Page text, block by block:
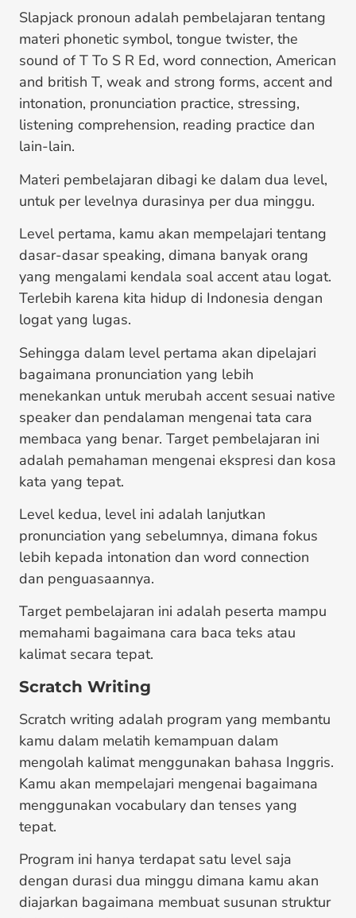
Slapjack pronoun adalah pembelajaran tentang
materi phonetic symbol, tongue twister, the
sound of T To S R Ed, word connection, American
and british T, weak and strong forms, accent and
intonation, pronunciation practice, stressing,
listening comprehension, reading practice dan
lain-lain.
Materi pembelajaran dibagi ke dalam dua level,
untuk per levelnya durasinya per dua minggu.
Level pertama, kamu akan mempelajari tentang
dasar-dasar speaking, dimana banyak orang
yang mengalami kendala soal accent atau logat.
Terlebih karena kita hidup di Indonesia dengan
logat yang lugas.
Sehingga dalam level pertama akan dipelajari
bagaimana pronunciation yang lebih
menekankan untuk merubah accent sesuai native
speaker dan pendalaman mengenai tata cara
membaca yang benar. Target pembelajaran ini
adalah pemahaman mengenai ekspresi dan kosa
kata yang tepat.
Level kedua, level ini adalah lanjutkan
pronunciation yang sebelumnya, dimana fokus
lebih kepada intonation dan word connection
dan penguasaannya.
Target pembelajaran ini adalah peserta mampu
memahami bagaimana cara baca teks atau
kalimat secara tepat.
Scratch Writing
Scratch writing adalah program yang membantu
kamu dalam melatih kemampuan dalam
mengolah kalimat menggunakan bahasa Inggris.
Kamu akan mempelajari mengenai bagaimana
menggunakan vocabulary dan tenses yang
tepat.
Program ini hanya terdapat satu level saja
dengan durasi dua minggu dimana kamu akan
diajarkan bagaimana membuat susunan struktur